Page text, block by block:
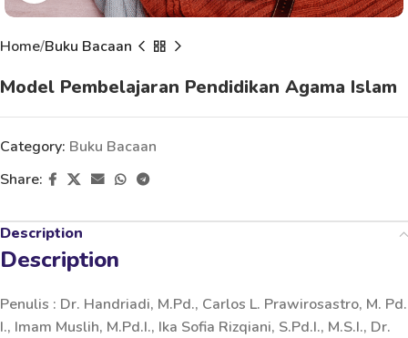
Home Buku Bacaan
Model Pembelajaran Pendidikan Agama Islam
Category: Buku Bacaan
Share:
Description
Description
Penulis : Dr. Handriadi, M.Pd., Carlos L. Prawirosastro, M. Pd.
I., Imam Muslih, M.Pd.I., Ika Sofia Rizqiani, S.Pd.I., M.S.I., Dr.